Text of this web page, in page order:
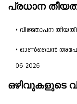
പ്രധാന
വിജ്ഞാപന തീയതി:
ഓൺലൈൻ അപേക്ഷ
06-2026
ഒഴിവുകളുടെ